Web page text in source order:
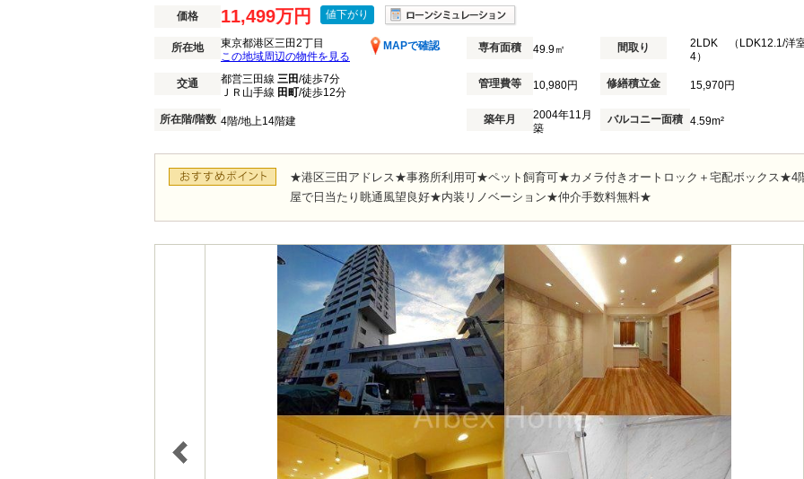
価格 11,499万円 値下がり
所在地 東京都港区三田2丁目
MAPで確認
この地域周辺の物件を見る
専有面積 49.9㎡ 間取り
2LDK （LDK12.1/洋
4）
交通 都営三田線 三田/徒歩7分
ＪＲ山手線 田町/徒歩12分
管理費等 10,980円 修繕積立金 15,970円
所在階/階数 4階/地上14階建 築年月
2004年11月
築
バルコニー面積 4.59m²
★港区三田アドレス★事務所利用可★ペット飼育可★カメラ付きオートロック＋宅配ボックス★4
屋で日当たり眺通風望良好★内装リノベーション★仲介手数料無料★